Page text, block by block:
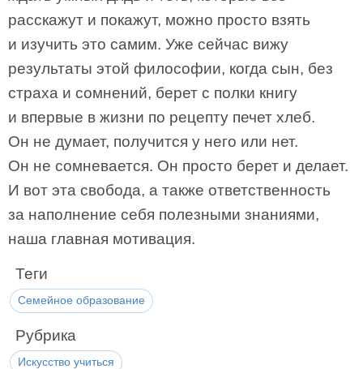
расскажут и покажут, можно просто взять
и изучить это самим. Уже сейчас вижу
результаты этой философии, когда сын, без
страха и сомнений, берет с полки книгу
и впервые в жизни по рецепту печет хлеб.
Он не думает, получится у него или нет.
Он не сомневается. Он просто берет и делает.
И вот эта свобода, а также ответственность
за наполнение себя полезными знаниями,
наша главная мотивация.
Теги
Семейное образование
Рубрика
Искусство учиться